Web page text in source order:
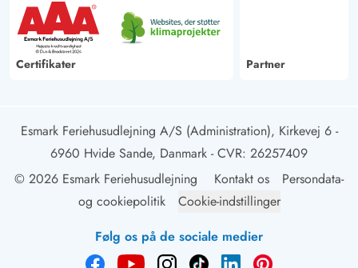
Certifikater Partner
Esmark Feriehusudlejning A/S (Administration), Kirkevej 6 -
6960 Hvide Sande, Danmark - CVR: 26257409
© 2026 Esmark Feriehusudlejning
Kontakt os
Persondata-
og cookiepolitik
Cookie-indstillinger
Følg os på de sociale medier